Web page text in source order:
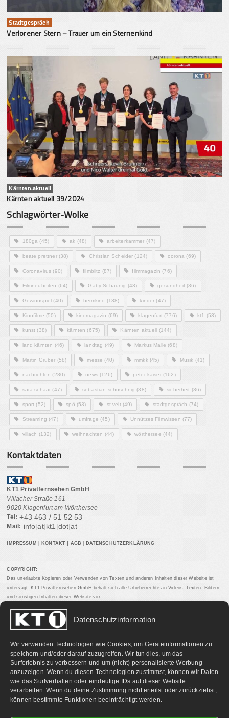
Datenschutzinformation
Wir verwenden Technologien wie Cookies, um Geräteinformationen zu
speichern und/oder darauf zuzugreifen. Wir tun dies, um das
Surferlebnis zu verbessern und um (nicht) personalisierte Werbung
anzuzeigen. Wenn du diesen Technologien zustimmst, können wir Daten
wie das Surfverhalten oder eindeutige IDs auf dieser Website
verarbeiten. Wenn du deine Zustimmung nicht erteilst oder zurückziehst,
können bestimmte Funktionen beeinträchtigt werden.
Stadtgespräch
Verlorener Stern – Trauer um ein Sternenkind
Kärnten.aktuell
Kärnten aktuell 39/2024
Schlagwörter-Wolke
180ga (45) ak (48) arbeiterkammer (47)
beate prettner(38) Christian Scheider (124) corona (69)
Coronavirus (90) filmblitz (87) filmmagazin (76)
Filmneuheiten (64) Gaby Schaunig (43) gesundheit(36)
Gewinnspiel (40) heimkino (138) kinder (47)
Kinofilme (50) kinomagazin (69) klagenfurt(776) kt1 (53)
kunst (38) kärnten (675) Kärnten aktuell (144)
land kärnten (46) landtag (49) Markus Malle (68)
Martin Gruber (58) messe (40) mmkk(45) Musik (41)
nachrichten (280) news(126) peter kaiser(162)
sara schaar (47) sebastian schuschnig (38) sicherheit (36)
sport (52) spö (53) st.veit(49) stadtgespräch (74)
Streaming (47) umfrage (45) Unnützes Filmwissen (77)
villach (132) weihnachten (44) wörthersee (44)
Kontaktdaten
KT1 Privatfernsehen GmbH
Villacher Straße 161
9020 Klagenfurt am Wörthersee
Tel: +43 463 / 51 52 53
Mail: info[at]kt1[dot]at
IMPRESSUM KONTAKT AGB DATENSCHUTZERKLÄRUNG
COPYRIGHT:
Das unerlaubte Kopieren oder Verwenden von Texten und anderen Inhalten dieser Website ist
untersagt. KT1 Privatfernsehen GmbH behält sich alle Urheberrechte an Videos, Texten, Bildern
und sonstigen Inhalten dieser Website vor.
PARTNERLINKS: